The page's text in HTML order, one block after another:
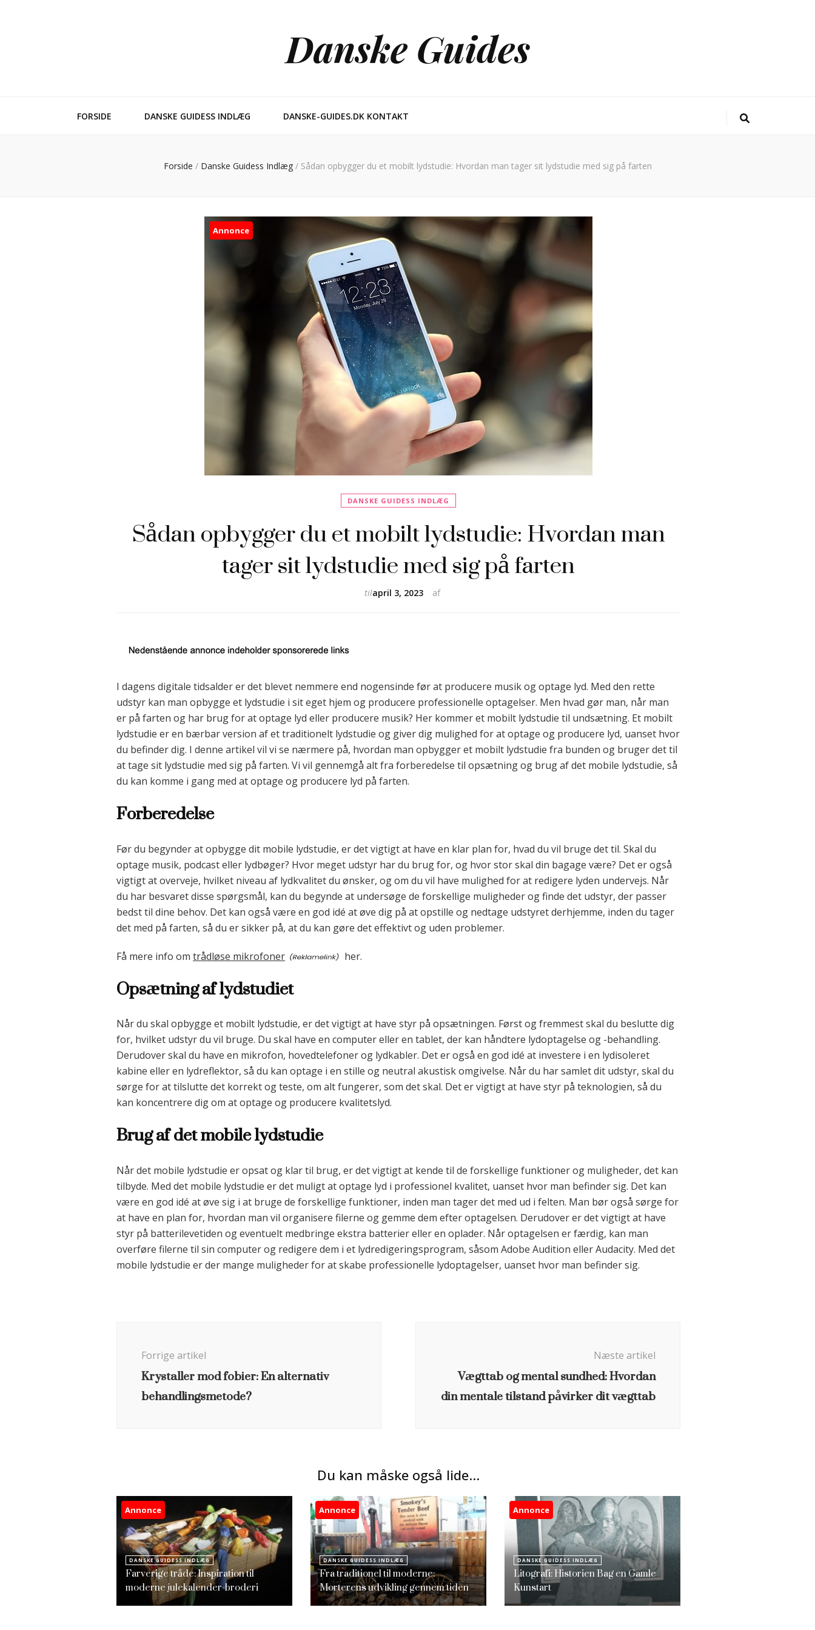
Danske Guides
FORSIDE DANSKE GUIDESS INDLÆG DANSKE-GUIDES.DK KONTAKT
Forside / Danske Guidess Indlæg / Sådan opbygger du et mobilt lydstudie: Hvordan man tager sit lydstudie med sig på farten
Annonce
DANSKE GUIDESS INDLÆG
Sådan opbygger du et mobilt lydstudie: Hvordan man
tager sit lydstudie med sig på farten
af
tilapril 3, 2023
I dagens digitale tidsalder er det blevet nemmere end nogensinde før at producere musik og optage lyd. Med den rette
udstyr kan man opbygge et lydstudie i sit eget hjem og producere professionelle optagelser. Men hvad gør man, når man
er på farten og har brug for at optage lyd eller producere musik? Her kommer et mobilt lydstudie til undsætning. Et mobilt
lydstudie er en bærbar version af et traditionelt lydstudie og giver dig mulighed for at optage og producere lyd, uanset hvor
du befinder dig. I denne artikel vil vi se nærmere på, hvordan man opbygger et mobilt lydstudie fra bunden og bruger det til
at tage sit lydstudie med sig på farten. Vi vil gennemgå alt fra forberedelse til opsætning og brug af det mobile lydstudie, så
du kan komme i gang med at optage og producere lyd på farten.
Forberedelse
Før du begynder at opbygge dit mobile lydstudie, er det vigtigt at have en klar plan for, hvad du vil bruge det til. Skal du
optage musik, podcast eller lydbøger? Hvor meget udstyr har du brug for, og hvor stor skal din bagage være? Det er også
vigtigt at overveje, hvilket niveau af lydkvalitet du ønsker, og om du vil have mulighed for at redigere lyden undervejs. Når
du har besvaret disse spørgsmål, kan du begynde at undersøge de forskellige muligheder og finde det udstyr, der passer
bedst til dine behov. Det kan også være en god idé at øve dig på at opstille og nedtage udstyret derhjemme, inden du tager
det med på farten, så du er sikker på, at du kan gøre det effektivt og uden problemer.
Få mere info om trådløse mikrofoner her.
Opsætning af lydstudiet
Når du skal opbygge et mobilt lydstudie, er det vigtigt at have styr på opsætningen. Først og fremmest skal du beslutte dig
for, hvilket udstyr du vil bruge. Du skal have en computer eller en tablet, der kan håndtere lydoptagelse og -behandling.
Derudover skal du have en mikrofon, hovedtelefoner og lydkabler. Det er også en god idé at investere i en lydisoleret
kabine eller en lydreflektor, så du kan optage i en stille og neutral akustisk omgivelse. Når du har samlet dit udstyr, skal du
sørge for at tilslutte det korrekt og teste, om alt fungerer, som det skal. Det er vigtigt at have styr på teknologien, så du
kan koncentrere dig om at optage og producere kvalitetslyd.
Brug af det mobile lydstudie
Når det mobile lydstudie er opsat og klar til brug, er det vigtigt at kende til de forskellige funktioner og muligheder, det kan
tilbyde. Med det mobile lydstudie er det muligt at optage lyd i professionel kvalitet, uanset hvor man befinder sig. Det kan
være en god idé at øve sig i at bruge de forskellige funktioner, inden man tager det med ud i felten. Man bør også sørge for
at have en plan for, hvordan man vil organisere filerne og gemme dem efter optagelsen. Derudover er det vigtigt at have
styr på batterilevetiden og eventuelt medbringe ekstra batterier eller en oplader. Når optagelsen er færdig, kan man
overføre filerne til sin computer og redigere dem i et lydredigeringsprogram, såsom Adobe Audition eller Audacity. Med det
mobile lydstudie er der mange muligheder for at skabe professionelle lydoptagelser, uanset hvor man befinder sig.
Forrige artikel
Krystaller mod fobier: En alternativ
behandlingsmetode?
Næste artikel
Vægttab og mental sundhed: Hvordan
din mentale tilstand påvirker dit vægttab
Du kan måske også lide...
Annonce
DANSKE GUIDESS INDLÆG
Farverige tråde: Inspiration til
moderne julekalender-broderi
Annonce
DANSKE GUIDESS INDLÆG
Fra traditionel til moderne:
Morterens udvikling gennem tiden
Annonce
DANSKE GUIDESS INDLÆG
Litografi: Historien Bag en Gamle
Kunstart